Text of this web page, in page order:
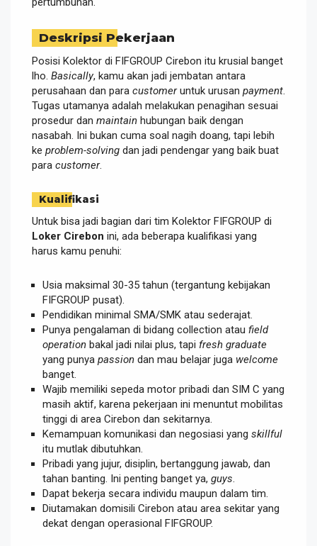
Deskripsi Pekerjaan
Posisi Kolektor di FIFGROUP Cirebon itu krusial banget
lho. Basically, kamu akan jadi jembatan antara
perusahaan dan para customeruntuk urusan payment
Tugas utamanya adalah melakukan penagihan sesuai
prosedur dan maintain hubungan baik dengan
nasabah. Ini bukan cuma soal nagih doang, tapi lebih
ke problem-solving dan jadi pendengar yang baik buat
para customer.
Kualifikasi
Untuk bisa jadi bagian dari tim Kolektor FIFGROUP di
Loker Cirebon ini, ada beberapa kualifikasi yang
harus kamu penuhi:
Usia maksimal 30-35 tahun (tergantung kebijakan
FIFGROUP pusat).
Pendidikan minimal SMA/SMK atau sederajat.
Punya pengalaman di bidang collection atau field
operation bakal jadi nilai plus, tapi fresh graduate
yang punya passion dan mau belajar juga welcome
banget.
Wajib memiliki sepeda motor pribadi dan SIM C yang
masih aktif, karena pekerjaan ini menuntut mobilitas
tinggi di area Cirebon dan sekitarnya.
Kemampuan komunikasi dan negosiasi yang skillful
itu mutlak dibutuhkan.
Pribadi yang jujur, disiplin, bertanggung jawab, dan
tahan banting. Ini penting banget ya, guys
Dapat bekerja secara individu maupun dalam tim.
Diutamakan domisili Cirebon atau area sekitar yang
dekat dengan operasional FIFGROUP.